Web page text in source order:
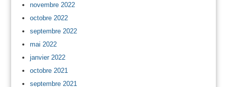
novembre 2022
octobre 2022
septembre 2022
mai 2022
janvier 2022
octobre 2021
septembre 2021